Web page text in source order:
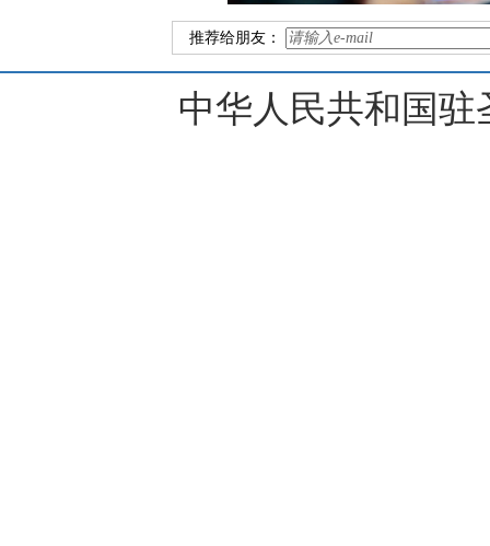
推荐给朋友：
中华人民共和国